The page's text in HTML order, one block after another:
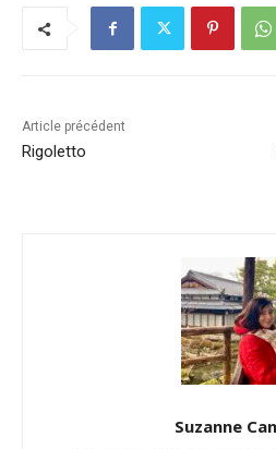
Article précédent
Rigoletto
Suzanne